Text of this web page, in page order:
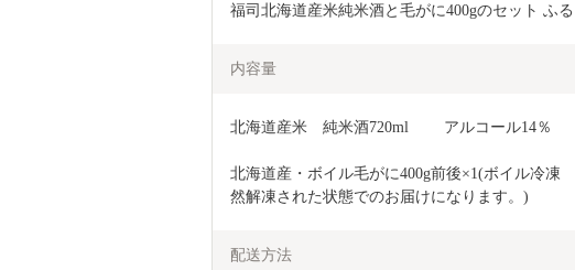
福司北海道産米純米酒と毛がに400gのセット ふ
内容量
北海道産米　純米酒720ml 　　アルコール14％
北海道産・ボイル毛がに400g前後×1(ボイル冷凍
然解凍された状態でのお届けになります。)
配送方法